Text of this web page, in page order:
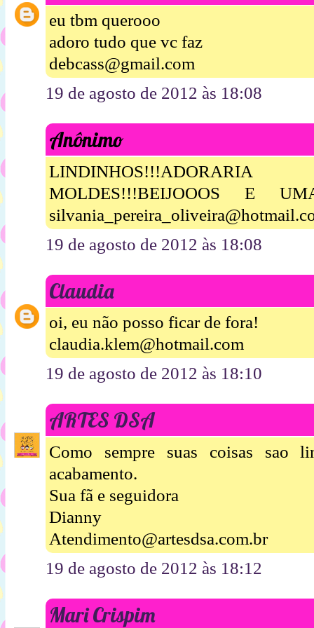
eu tbm querooo
adoro tudo que vc faz
debcass@gmail.com
19 de agosto de 2012 às 18:08
Anônimo
MOLDES!!!BEIJOOOS E
19 de agosto de 2012 às 18:08
Claudia
oi, eu não posso ficar de fora!
claudia.klem@hotmail.com
19 de agosto de 2012 às 18:10
ARTES DSA
Como sempre suas coisas sao
acabamento.
Sua fã e seguidora
Dianny
Atendimento@artesdsa.com.br
19 de agosto de 2012 às 18:12
Mari Crispim